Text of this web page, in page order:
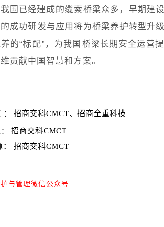
我国已经建成的缆索桥梁众多，早期建
成功研发与应用将为桥梁养护转型升
的“标配”，为我国桥梁长期安全运营
贡献中国智慧和方案。
：招商交科CMCT、招商全重科技
：招商交科CMCT
：招商交科CMCT
与管理微信公众号